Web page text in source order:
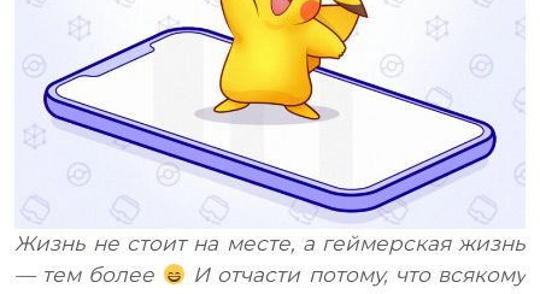
Медиа
RU
Жизнь не стоит на месте, а геймерская жизнь
— тем более
И отчасти потому, что всякому